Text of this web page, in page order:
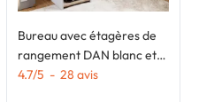
Bureau avec étagères de
rangement DAN blanc et
façon hêtre
4.7/5 - 28 avis